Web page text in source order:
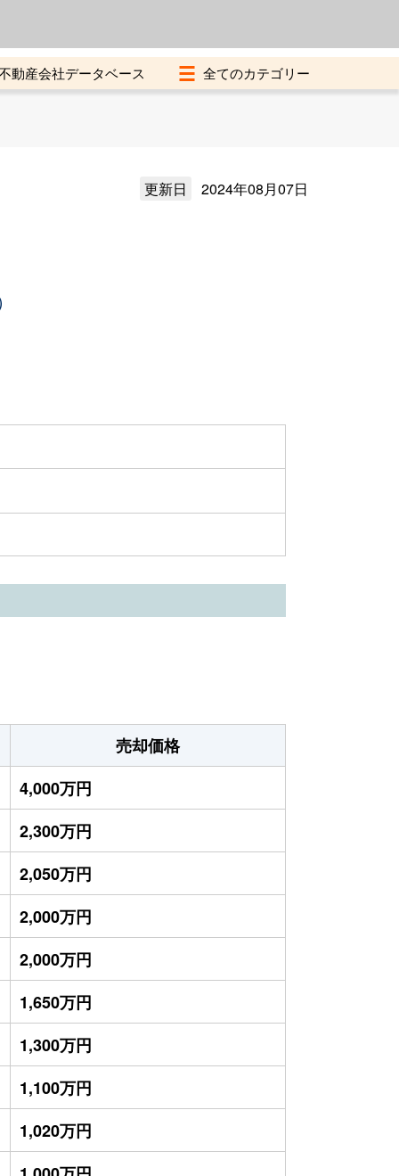
動産会社データベース
更新日 2024年08月07日
売却価格
4,000万円
2,300万円
2,050万円
2,000万円
2,000万円
1,650万円
1,300万円
1,100万円
1,020万円